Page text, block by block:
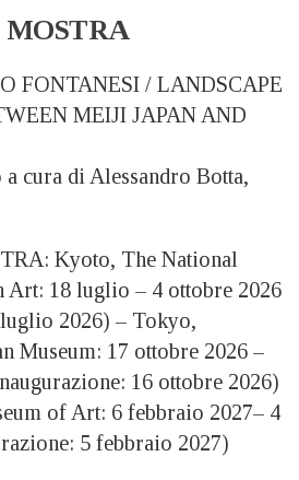
FONTANESI / LANDSCAPE
MEIJI JAPAN AND
cura di Alessandro Botta,
Kyoto, The National
Art: 18 luglio – 4 ottobre 2026
2026) – Tokyo,
Museum: 17 ottobre 2026 –
16 ottobre 2026)
of Art: 6 febbraio 2027– 4
5 febbraio 2027)